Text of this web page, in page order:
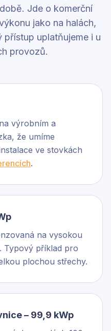
Jde o komerční
jako na halách,
přístup uplatňujeme i u
provozů.
výrobním a
že umíme
ve stovkách
.
na vysokou
Typový příklad pro
plochou střechy.
– 99,9 kWp